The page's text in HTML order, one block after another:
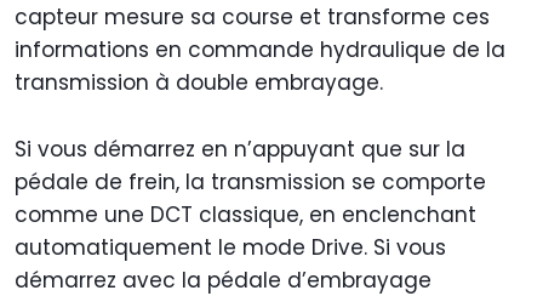
capteur mesure sa course et transforme ces
informations en commande hydraulique de la
transmission à double embrayage.
Si vous démarrez en n’appuyant que sur la
pédale de frein, la transmission se comporte
comme une DCT classique, en enclenchant
automatiquement le mode Drive. Si vous
démarrez avec la pédale d’embrayage